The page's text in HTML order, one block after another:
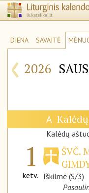
DIENA SAVAITĖ
‹ 2026
A
Kalėdų
1
ketv.
ŠVČ.
Iškilmė (S/3)